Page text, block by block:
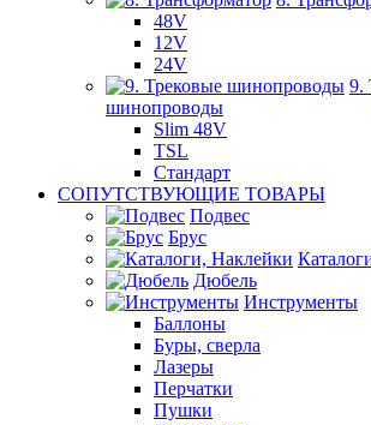
48V
12V
24V
9.
шинопроводы
Slim 48V
TSL
Стандарт
СОПУТСТВУЮЩИЕ ТОВАРЫ
Подвес
Брус
Дюбель
Инструменты
Баллоны
Буры, сверла
Лазеры
Перчатки
Пушки